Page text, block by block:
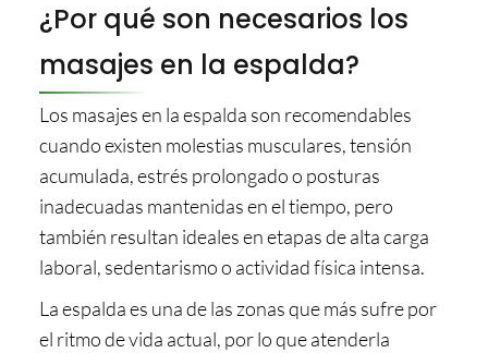
¿Por qué son necesarios los
masajes en la espalda?
Los masajes en la espalda son recomendables
cuando existen molestias musculares, tensión
acumulada, estrés prolongado o posturas
inadecuadas mantenidas en el tiempo, pero
también resultan ideales en etapas de alta carga
laboral, sedentarismo o actividad física intensa.
La espalda es una de las zonas que más sufre por
el ritmo de vida actual, por lo que atenderla